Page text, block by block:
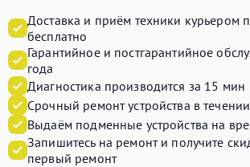
Доставка и приём техники курьером
бесплатно
Гарантийное и постгарантийное
года
Диагностика производится за 15 мин
Срочный ремонт устройства в
Выдаём подменные устройства на
Запишитесь на ремонт и получите
первый ремонт